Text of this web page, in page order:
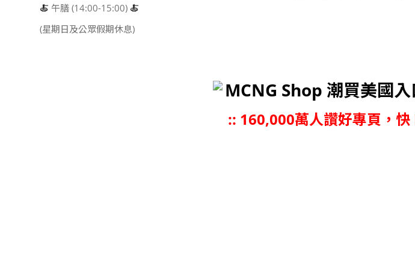
🍝 午膳 (14:00-15:00) 🍝
(星期日及公眾假期休息)
MCNG Shop 潮買美國
:: 160,000萬人讚好專頁，